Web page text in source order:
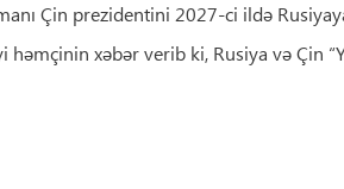
Çin prezidentini 2027-ci ildə
həmçinin xəbər verib ki, Rusiya və Çin